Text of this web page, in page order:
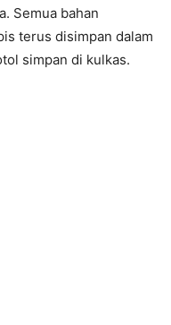
Semua bahan
terus disimpan dalam
simpan di kulkas.